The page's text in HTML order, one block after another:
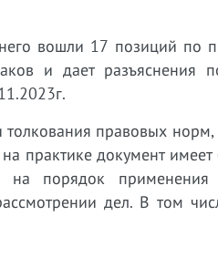
вошли 17 позиций
и дает разъяснения
правовых норм,
практике документ
порядок применения
дел. В том